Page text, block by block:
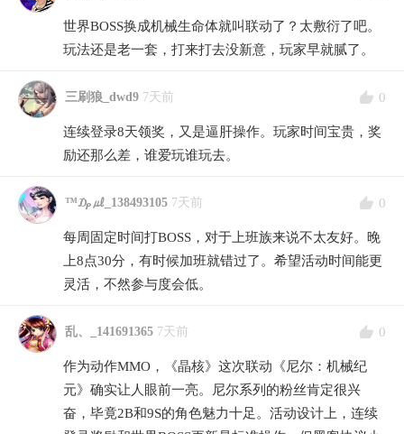
世界BOSS换成机械生命体就叫联动了？太敷衍了吧。
玩法还是老一套，打来打去没新意，玩家早就腻了。
三刷狼_dwd9 7天前 0
连续登录8天领奖，又是逼肝操作。玩家时间宝贵，奖
励还那么差，谁爱玩谁玩去。
™₯㎕_138493105 7天前 0
每周固定时间打BOSS，对于上班族来说不太友好。晚
上8点30分，有时候加班就错过了。希望活动时间能更
灵活，不然参与度会低。
乱、_141691365 7天前 0
作为动作MMO，《晶核》这次联动《尼尔：机械纪
元》确实让人眼前一亮。尼尔系列的粉丝肯定很兴
奋，毕竟2B和9S的角色魅力十足。活动设计上，连续